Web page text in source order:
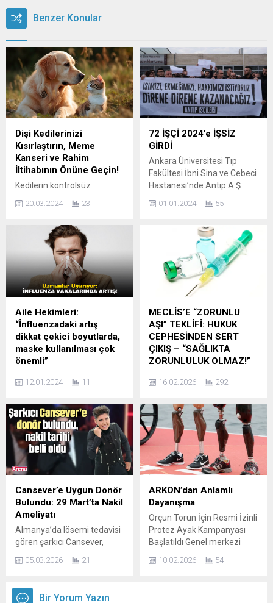
Benzer Konular
Dişi Kedilerinizi
Kısırlaştırın, Meme
Kanseri ve Rahim
İltihabının Önüne Geçin!
Kedilerin kontrolsüz
bakımsız kalan binlerce
neden olduğunu
hatırlatan Veteriner Hekim
Uğur Selin Çelikten, üreme
hormonlarının, son derece
kanserojen hormonlar
olduğuna dikkat çekerek,
kedi ve köpekleri ilk altı ayda
kısırlaştırın uyarısında
bulundu. Kediler ve köpekler,
evlerimizin neşe kaynağı,
dostlarımız, hatta birçok
Ancak,...
20.03.2024 23
72 İŞÇİ 2024’e İŞSİZ
GİRDİ
Ankara Üniversitesi Tıp
Fakültesi İbni Sina ve Cebeci
Hastanesi’nde Antıp A.Ş
yapılan ihaleyle şirket
son günlerinde işsiz bırakıldı.
Usülsüz yapılan ihale ile işsiz
kalan işçiler Ankara
Üniversitesi Tıp Fakültesi
İbni Sina ve Cebeci
Hastanesi’nde Antıp A.Ş
çalışanı 72 işçi, yılın son
gününde hastane önünde...
01.01.2024 55
Aile Hekimleri:
“İnfluenzadaki artış
dikkat çekici boyutlarda,
maske kullanılması çok
önemli”
Federasyonu (AHEF)
Nehir, son günlerde ülke
genelinde üst solunum yolu
enfeksiyonu vakalarında
ciddi bir artış yaşandığına
dikkat çekerek, mevsim
geçişlerinin olduğu günlerde
üst solunum yolu
enfeksiyonu vakalarında
artışlar gözlemlendiğini
ancak normalde bu
vakaların genellikle nezle
olarak hafif şekilde
atlatıldığını belirterek “son
12.01.2024 11
MECLİS’E “ZORUNLU
AŞI” TEKLİFİ: HUKUK
CEPHESİNDEN SERT
ÇIKIŞ – “SAĞLIKTA
ZORUNLULUK OLMAZ!”
Meclisi’ne 10 Aralık 2025
“Toplumsal Bağışıklığı ve
Çocuk Sağlığını Koruma
Kanun Teklifi”, daha ilk
gününden itibaren sert
tartışmaları beraberinde
getirdi. Yeni Yol Partisi
tarafından verilen ve
özellikle zorunlu aşı
uygulamalarını gündeme
taşıdığı belirtilen teklif,
kamuoyunda “bireysel hak
ve özgürlükler” ekseninde
ciddi bir gerilim başlattı.
16.02.2026 292
Cansever’e Uygun Donör
Bulundu: 29 Mart’ta Nakil
Ameliyatı
Almanya’da lösemi tedavisi
gören şarkıcı Cansever,
bulunduğunu açıkladı.
hastaneye yatacağını ve 29
05.03.2026 21
ARKON’dan Anlamlı
Dayanışma
Orçun Torun İçin Resmi İzinli
Protez Ayak Kampanyası
Başlatıldı Genel merkezi
Artvinliler Konfederasyonu,
10.02.2026 54
Bir Yorum Yazın